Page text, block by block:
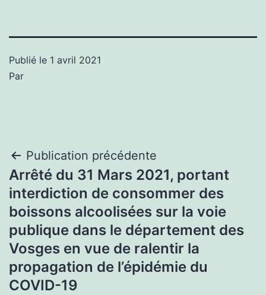
Publié le 1 avril 2021
Par
Navigation
de
l’article
Publication précédente
Arrêté du 31 Mars 2021, portant
interdiction de consommer des
boissons alcoolisées sur la voie
publique dans le département des
Vosges en vue de ralentir la
propagation de l’épidémie du
COVID-19